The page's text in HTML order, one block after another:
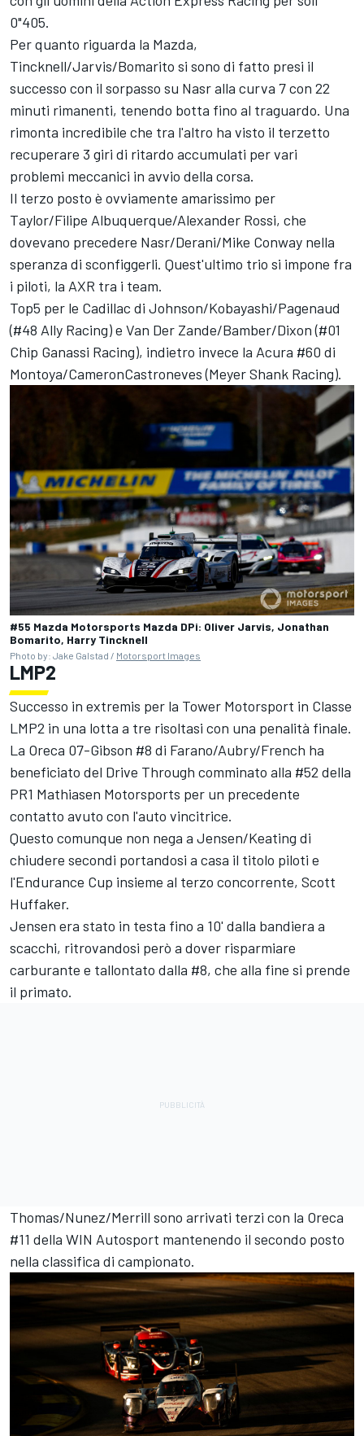
0"405.
Per quanto riguarda la Mazda,
Tincknell/Jarvis/Bomarito si sono di fatto presi il
successo con il sorpasso su Nasr alla curva 7 con 22
minuti rimanenti, tenendo botta fino al traguardo. Una
rimonta incredibile che tra l'altro ha visto il terzetto
recuperare 3 giri di ritardo accumulati per vari
problemi meccanici in avvio della corsa.
Il terzo posto è ovviamente amarissimo per
Taylor/Filipe Albuquerque/Alexander Rossi, che
dovevano precedere Nasr/Derani/Mike Conway nella
speranza di sconfiggerli. Quest'ultimo trio si impone fra
i piloti, la AXR tra i team.
Top5 per le Cadillac di Johnson/Kobayashi/Pagenaud
(#48 Ally Racing) e Van Der Zande/Bamber/Dixon (#01
Chip Ganassi Racing), indietro invece la Acura #60 di
Montoya/CameronCastroneves (Meyer Shank Racing).
#55 Mazda Motorsports Mazda DPi: Oliver Jarvis, Jonathan
Bomarito, Harry Tincknell
Photo by: Jake Galstad / Motorsport Images
LMP2
Successo in extremis per la Tower Motorsport in Classe
LMP2 in una lotta a tre risoltasi con una penalità finale.
La Oreca 07-Gibson #8 di Farano/Aubry/French ha
beneficiato del Drive Through comminato alla #52 della
PR1 Mathiasen Motorsports per un precedente
contatto avuto con l'auto vincitrice.
Questo comunque non nega a Jensen/Keating di
chiudere secondi portandosi a casa il titolo piloti e
l'Endurance Cup insieme al terzo concorrente, Scott
Huffaker.
Jensen era stato in testa fino a 10' dalla bandiera a
scacchi, ritrovandosi però a dover risparmiare
carburante e tallontato dalla #8, che alla fine si prende
il primato.
Thomas/Nunez/Merrill sono arrivati terzi con la Oreca
#11 della WIN Autosport mantenendo il secondo posto
nella classifica di campionato.